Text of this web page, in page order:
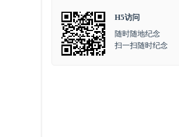
H5访问
随时随地纪念
扫一扫随时纪念